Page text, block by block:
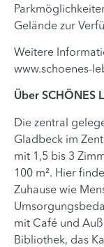
Gelände zur
Weitere
www.schoenes-
Über SCHÖNES
Die zentral
Gladbeck im
mit 1,5 bis 3
100 m². Hier
Zuhause wie
mit Café und
Bibliothek, das